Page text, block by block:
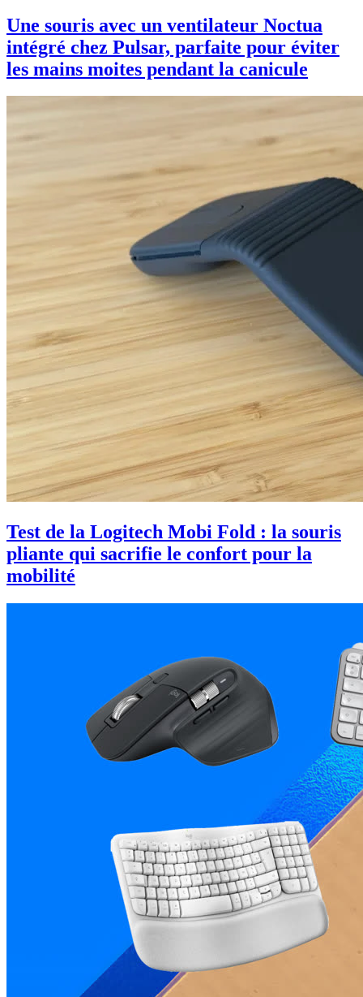
Une souris avec un ventilateur Noctua
intégré chez Pulsar, parfaite pour éviter
les mains moites pendant la canicule
Test de la Logitech Mobi Fold : la souris
pliante qui sacrifie le confort pour la
mobilité